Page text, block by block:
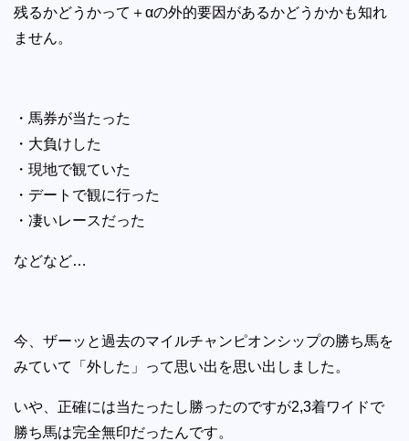
残るかどうかって＋αの外的要因があるかどうかかも知れ
ません。
・馬券が当たった
・大負けした
・現地で観ていた
・デートで観に行った
・凄いレースだった
などなど…
今、ザーッと過去のマイルチャンピオンシップの勝ち馬を
みていて「外した」って思い出を思い出しました。
いや、正確には当たったし勝ったのですが2,3着ワイドで
勝ち馬は完全無印だったんです。